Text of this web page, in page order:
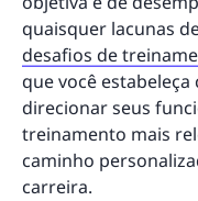
quaisquer lacunas
desafios de
que você
direcionar seus
treinamento mais
caminho
carreira.